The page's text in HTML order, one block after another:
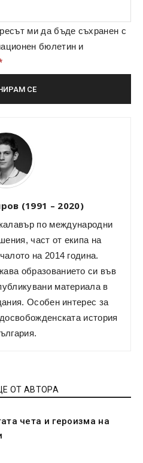
ми да бъде съхранен с
бюлетин и
(1991 – 2020)
по международни
част от екипа на
на 2014 година.
образованието си във
материала в
Особен интерес за
история
ОТ АВТОРА
чета и героизма на